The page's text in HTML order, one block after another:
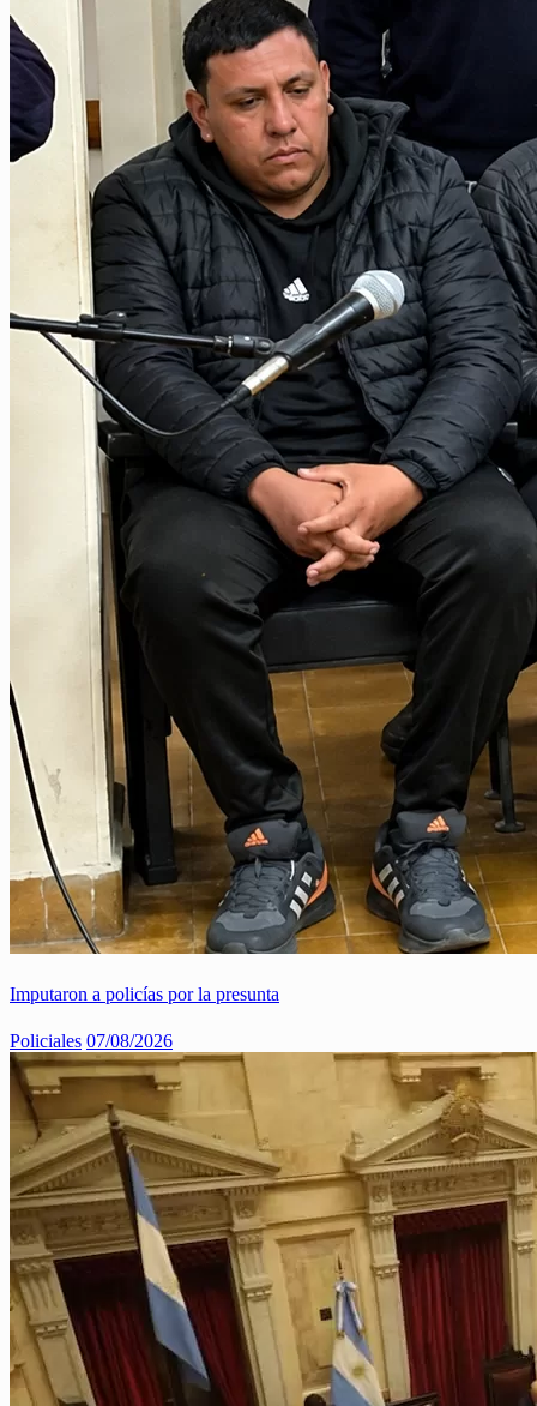
Imputaron a policías por la presunta
Policiales 07/08/2026